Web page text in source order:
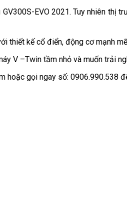
EVO 2021. Tuy nhiên thị
kế cổ điển, động cơ mạnh
V –Twin tầm nhỏ và muốn trải
hoặc gọi ngay số: 0906.990.538